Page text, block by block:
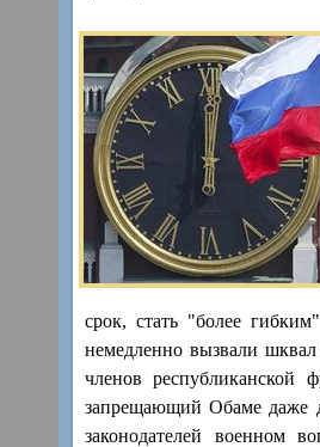
срок, стать "более
немедленно вызвали
членов
запрещающий Обаме даже
законодателей военном